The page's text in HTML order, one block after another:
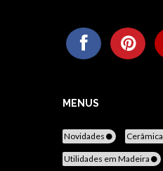
MENUS
Novidades Cerâmica
Utilidades em Madeira